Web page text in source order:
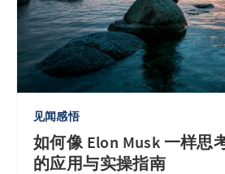
见闻感悟
如何像 Elon Musk 一样思
的应用与实操指南